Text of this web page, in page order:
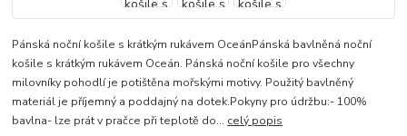
Pánská noční košile s krátkým rukávem OceánPánská bavlněná noční
košile s krátkým rukávem Oceán. Pánská noční košile pro všechny
milovníky pohodlí je potištěna mořskými motivy. Použitý bavlněný
materiál je příjemný a poddajný na dotek.Pokyny pro údržbu:- 100%
bavlna- lze prát v pračce při teplotě do... celý popis